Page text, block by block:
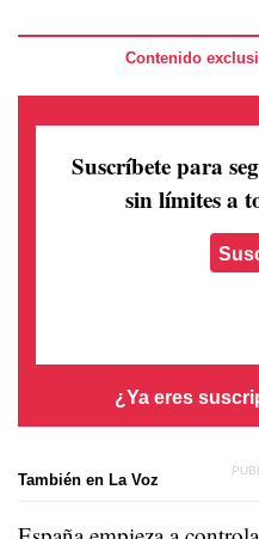
Contenido
Suscríbete para
sin límites a
¿Ya eres
También en La Voz